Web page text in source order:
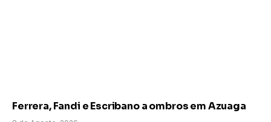
Ferrera, Fandi e Escribano a ombros em Azuaga